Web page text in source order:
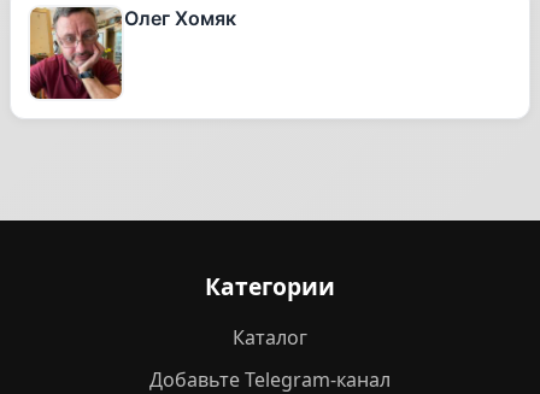
Олег Хомяк
Категории
Каталог
Добавьте Telegram-канал